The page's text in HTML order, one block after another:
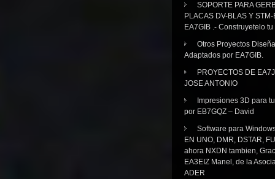
SOPORTE PARA
PLACAS DV-BLAS Y
EA7GIB .- Construyetelo
Otros Proyectos
Adaptados por EA7GIB.
PROYECTOS DE
JOSE ANTONIO
Impresiones 3D para
por EB7GQZ – David
Software para
EN UNO, DMR, DSTAR,
ahora NXDN tambien,
EA3EIZ Manel, de la
ADER